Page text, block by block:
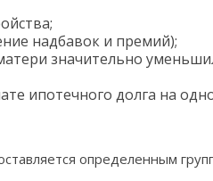
надбавок и премий);
значительно
ипотечного долга на
определенным